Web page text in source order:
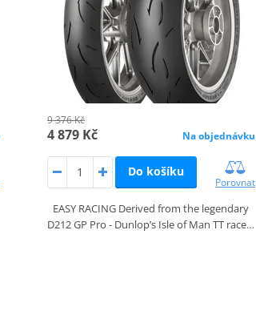
9 376 Kč
4 879 Kč Na objednávku
Do košíku
Porovnat
EASY RACING Derived from the legendary
D212 GP Pro - Dunlop’s Isle of Man TT race…